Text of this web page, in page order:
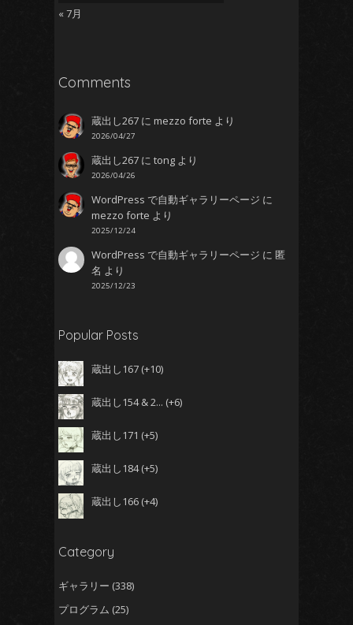
« 7月
Comments
蔵出し267 にmezzo forte より
2026/04/27
蔵出し267 にtong より
2026/04/26
WordPress で自動ギャラリーページ に
mezzo forte より
2025/12/24
WordPress で自動ギャラリーページ に匿
名 より
2025/12/23
Popular Posts
蔵出し167 +10
蔵出し154 & 2... +6
蔵出し171 +5
蔵出し184 +5
蔵出し166 +4
Category
ギャラリー (338)
プログラム (25)